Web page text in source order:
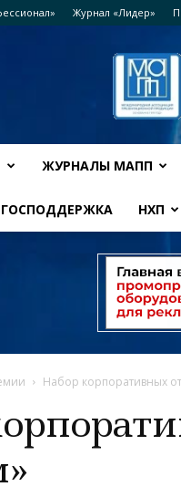
Журнал «Лидер»
ЖУРНАЛЫ МАПП
ГОСПОДДЕРЖКА НХП
Набор корпоративных